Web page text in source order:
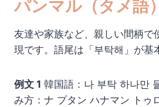
パンマル（タメ語）
友達や家族など、親しい間柄で
現です。語尾は「부탁해」が基
例文 1 韓国語：나 부탁 하나만
み方：ナ プタン ハナマン トゥ